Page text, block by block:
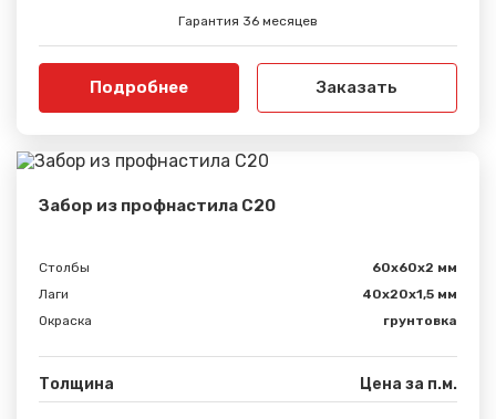
Гарантия 36 месяцев
Подробнее Заказать
Забор из профнастила С20
Столбы
60х60х2 мм
Лаги
40х20х1,5 мм
Окраска
грунтовка
Толщина Цена за п.м.